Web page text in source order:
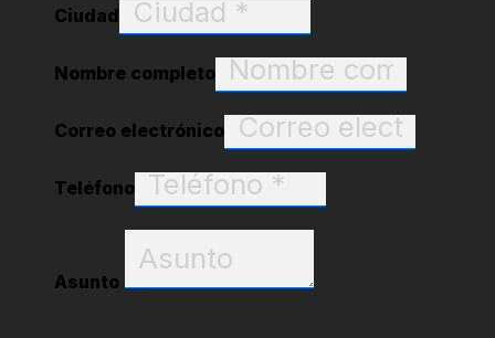
Ciudad
Nombre completo
Correo electrónico
Teléfono
Asunto